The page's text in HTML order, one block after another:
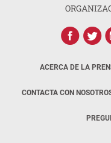
ACERCA DE LA
CONTACTA CON